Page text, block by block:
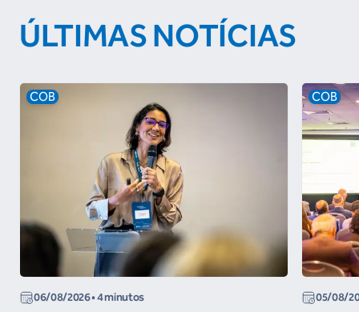
ÚLTIMAS NOTÍCIAS
COB
06/08/2026• 4 minutos
COB
05/08/